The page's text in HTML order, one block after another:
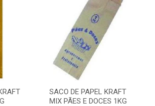
SACO DE PAPEL KRAFT
MIX PÃES E DOCES 1KG